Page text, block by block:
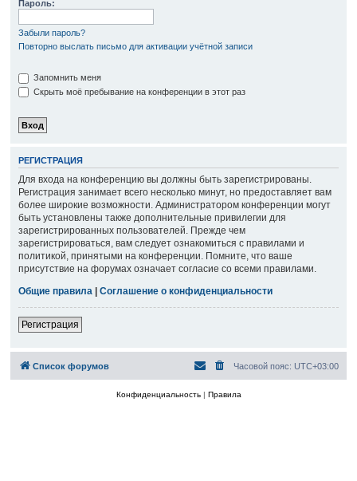
Пароль:
Забыли пароль?
Повторно выслать письмо для активации учётной записи
Запомнить меня
Скрыть моё пребывание на конференции в этот раз
РЕГИСТРАЦИЯ
Для входа на конференцию вы должны быть зарегистрированы.
Регистрация занимает всего несколько минут, но предоставляет вам
более широкие возможности. Администратором конференции могут
быть установлены также дополнительные привилегии для
зарегистрированных пользователей. Прежде чем
зарегистрироваться, вам следует ознакомиться с правилами и
политикой, принятыми на конференции. Помните, что ваше
присутствие на форумах означает согласие со всеми правилами.
Общие правила |Соглашение о конфиденциальности
Регистрация
Список форумов Часовой пояс: UTC+03:00
Конфиденциальность| Правила